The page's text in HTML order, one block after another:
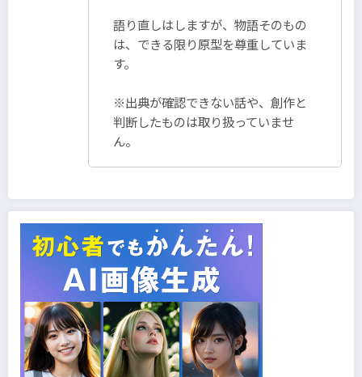
語り直しはしますが、物語そのもの
は、できる限り原型を尊重していま
す。
※出典が確認できない話や、創作と
判断したものは取り扱っていませ
ん。